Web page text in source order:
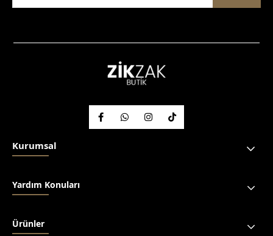
Kurumsal
Yardım Konuları
Ürünler